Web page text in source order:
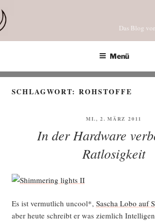
Inhalt
springen
Das Blog
Menü
SCHLAGWORT:ROHSTOFFE
VERÖFFENTLICHT
MI., 2. MÄRZ 2011
In der Hardware
Ratlosigkeit
Es ist ver­mut­lich uncool*, Sascha Lobo auf
aber heu­te schreibt er was ziem­lich